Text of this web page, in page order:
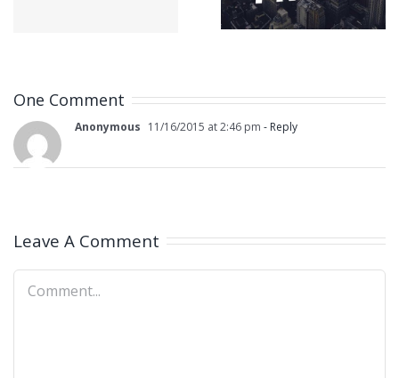
One Comment
Anonymous 11/16/2015 at 2:46 pm - Reply
Leave A Comment
Comment